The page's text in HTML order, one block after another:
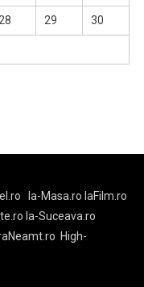
28 29 30
la-Masa.ro laFilm.ro
la-Suceava.ro
High-